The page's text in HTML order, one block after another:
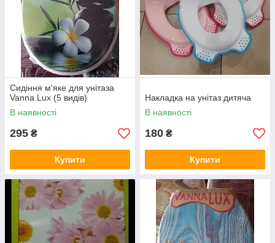
Сидіння м'яке для унітаза
Vanna Lux (5 видів)
В наявності
295 ₴
Купити
Накладка на унітаз дитяча
В наявності
180 ₴
Купити